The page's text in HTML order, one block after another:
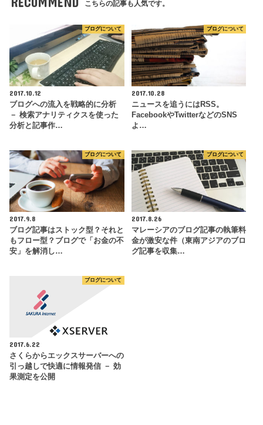
こちらの記事も人気です。
ブログについて
2017.10.12
ブログへの流入を戦略的に分析
－ 検索アナリティクスを使った
分析と記事作…
ブログについて
2017.10.28
ニュースを追うにはRSS。
FacebookやTwitterなどのSNS
よ…
ブログについて
2017.9.8
ブログ記事はストック型？それと
もフロー型？ブログで「お金の不
安」を解消し…
ブログについて
2017.8.26
マレーシアのブログ記事の執筆料
金が激安な件（東南アジアのブロ
グ記事を収集…
ブログについて
2017.6.22
さくらからエックスサーバーへの
引っ越しで快適に情報発信 － 効
果測定を公開